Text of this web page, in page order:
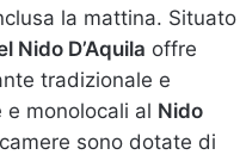
la mattina. Situato
Nido D’Aquila offre
tradizionale e
e monolocali al Nido
sono dotate di